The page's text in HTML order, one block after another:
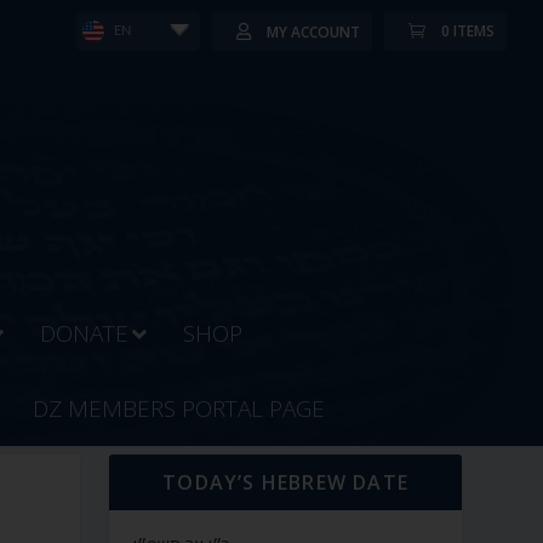
EN MY ACCOUNT 0 ITEMS
DONATE SHOP
DZ MEMBERS PORTAL PAGE
TODAY’S HEBREW DATE